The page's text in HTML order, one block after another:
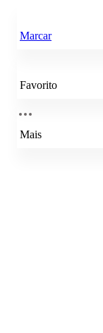
Marcar
Favorito
Mais